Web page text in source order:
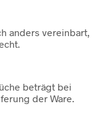
anders vereinbart,
beträgt bei
der Ware.